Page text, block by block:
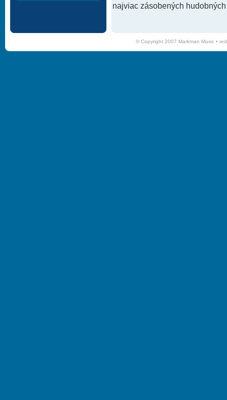
najviac zásobených
© Copyright 2007 Markman Music •